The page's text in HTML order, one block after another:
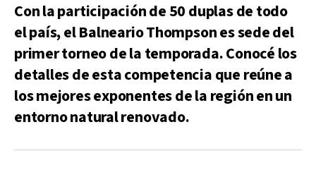
Con la participación de 50 duplas de todo
el país, el Balneario Thompson es sede del
primer torneo de la temporada. Conocé los
detalles de esta competencia que reúne a
los mejores exponentes de la región en un
entorno natural renovado.